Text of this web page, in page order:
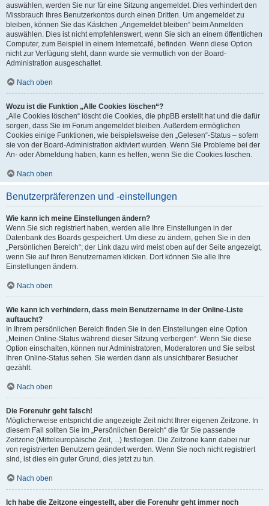
auswählen, werden Sie nur für eine Sitzung angemeldet. Dies verhindert den
Missbrauch Ihres Benutzerkontos durch einen Dritten. Um angemeldet zu
bleiben, können Sie das Kästchen „Angemeldet bleiben“ beim Anmelden
auswählen. Dies ist nicht empfehlenswert, wenn Sie sich an einem öffentlichen
Computer, zum Beispiel in einem Internetcafé, befinden. Wenn diese Option
nicht zur Verfügung steht, dann wurde sie vermutlich von der Board-
Administration ausgeschaltet.
Nach oben
Wozu ist die Funktion „Alle Cookies löschen“?
„Alle Cookies löschen“ löscht die Cookies, die phpBB erstellt hat und die dafür
sorgen, dass Sie im Forum angemeldet bleiben. Außerdem ermöglichen
Cookies einige Funktionen, wie beispielsweise den „Gelesen“-Status – sofern
sie von der Board-Administration aktiviert wurden. Wenn Sie Probleme bei der
An- oder Abmeldung haben, kann es helfen, wenn Sie die Cookies löschen.
Nach oben
Benutzerpräferenzen und -einstellungen
Wie kann ich meine Einstellungen ändern?
Wenn Sie sich registriert haben, werden alle Ihre Einstellungen in der
Datenbank des Boards gespeichert. Um diese zu ändern, gehen Sie in den
„Persönlichen Bereich“; der Link dazu wird meist oben auf der Seite angezeigt,
wenn Sie auf Ihren Benutzernamen klicken. Dort können Sie alle Ihre
Einstellungen ändern.
Nach oben
Wie kann ich verhindern, dass mein Benutzername in der Online-Liste
auftaucht?
In Ihrem persönlichen Bereich finden Sie in den Einstellungen eine Option
„Meinen Online-Status während dieser Sitzung verbergen“. Wenn Sie diese
Option einschalten, können nur Administratoren, Moderatoren und Sie selbst
Ihren Online-Status sehen. Sie werden dann als unsichtbarer Besucher
gezählt.
Nach oben
Die Forenuhr geht falsch!
Möglicherweise entspricht die angezeigte Zeit nicht Ihrer eigenen Zeitzone. In
diesem Fall sollten Sie im „Persönlichen Bereich“ die für Sie passende
Zeitzone (Mitteleuropäische Zeit, ...) festlegen. Die Zeitzone kann dabei nur
von registrierten Benutzern geändert werden. Wenn Sie noch nicht registriert
sind, ist dies ein guter Grund, dies jetzt zu tun.
Nach oben
Ich habe die Zeitzone eingestellt, aber die Forenuhr geht immer noch